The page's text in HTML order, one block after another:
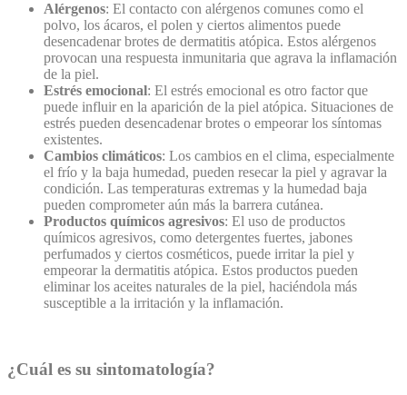
Alérgenos: El contacto con alérgenos comunes como el
polvo, los ácaros, el polen y ciertos alimentos puede
desencadenar brotes de dermatitis atópica. Estos alérgenos
provocan una respuesta inmunitaria que agrava la inflamación
de la piel.
Estrés emocional: El estrés emocional es otro factor que
puede influir en la aparición de la piel atópica. Situaciones de
estrés pueden desencadenar brotes o empeorar los síntomas
existentes.
Cambios climáticos: Los cambios en el clima, especialmente
el frío y la baja humedad, pueden resecar la piel y agravar la
condición. Las temperaturas extremas y la humedad baja
pueden comprometer aún más la barrera cutánea.
Productos químicos agresivos: El uso de productos
químicos agresivos, como detergentes fuertes, jabones
perfumados y ciertos cosméticos, puede irritar la piel y
empeorar la dermatitis atópica. Estos productos pueden
eliminar los aceites naturales de la piel, haciéndola más
susceptible a la irritación y la inflamación.
¿Cuál es su sintomatología?